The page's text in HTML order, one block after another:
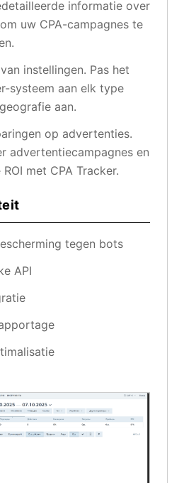
informatie over
uw CPA-campagnes te
instellingen. Pas het
systeem aan elk type
aan.
op advertenties.
advertentiecampagnes en
met CPA Tracker.
tegen bots
API